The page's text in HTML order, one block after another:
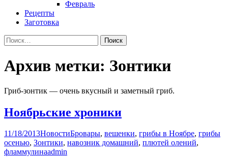
Февраль
Рецепты
Заготовка
Найти:
Архив метки: Зонтики
Гриб-зонтик — очень вкусный и заметный гриб.
Ноябрьские хроники
11/18/2013НовостиБровары, вешенки, грибы в Ноябре, грибы
осенью, Зонтики, навозник домашний, плютей олений,
фламмулинаadmin